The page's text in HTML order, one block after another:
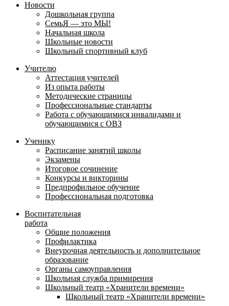
Новости
Дошкольная группа
СемьЯ — это МЫ!
Начальная школа
Школьные новости
Школьный спортивный клуб
Учителю
Аттестация учителей
Из опыта работы
Методические страницы
Профессиональные стандарты
Работа с обучающимися инвалидами и
обучающимися с ОВЗ
Ученику
Расписание занятий школы
Экзамены
Итоговое сочинение
Конкурсы и викторины
Предпрофильное обучение
Профессиональная подготовка
Воспитательная
работа
Общие положения
Профилактика
Внеурочная деятельность и дополнительное
образование
Органы самоуправления
Школьная служба примирения
Школьный театр «Хранители времени»
Школьный театр «Хранители времени»